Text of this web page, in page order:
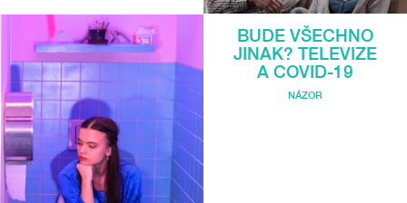
BUDE VŠECHNO
JINAK? TELEVIZE
A COVID-19
NÁZOR